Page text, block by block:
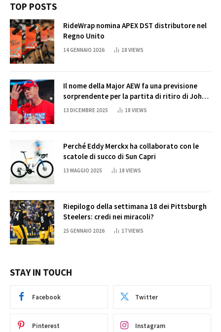
TOP POSTS
RideWrap nomina APEX DST distributore nel
Regno Unito
14 GENNAIO 2026 18 VIEWS
Il nome della Major AEW fa una previsione
sorprendente per la partita di ritiro di John
Cena
13 DICEMBRE 2025 18 VIEWS
Perché Eddy Merckx ha collaborato con le
scatole di succo di Sun Capri
13 MAGGIO 2025 18 VIEWS
Riepilogo della settimana 18 dei Pittsburgh
Steelers: credi nei miracoli?
25 GENNAIO 2026 17VIEWS
STAY IN TOUCH
Facebook Twitter
Pinterest Instagram